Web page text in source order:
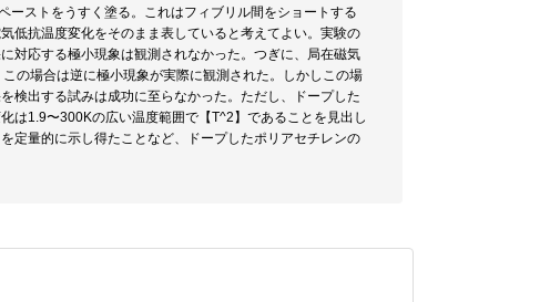
ストをうすく塗る。これはフィブリル間をショートする
低抗温度変化をそのまま表していると考えてよい。実験の
対応する極小現象は観測されなかった。つぎに、局在磁気
の場合は逆に極小現象が実際に観測された。しかしこの場
検出する試みは成功に至らなかった。ただし、ドープした
は1.9〜300Kの広い温度範囲で【T^2】であることを見出し
定量的に示し得たことなど、ドープしたポリアセチレンの